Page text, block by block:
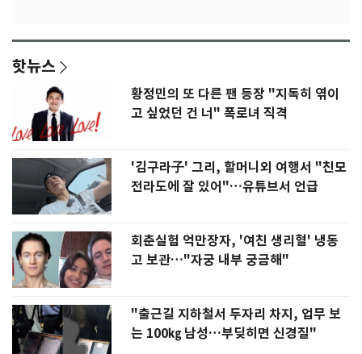
핫뉴스
황정민의 또 다른 팬 등장 "지독히 엮이
고 싶었던 건 너" 폭로녀 직격
'김구라子' 그리, 할머니외 여행서 "친모
전라도에 잘 있어"…유튜브서 언급
회춘실험 억만장자, '여친 생리혈' 냉동
고 보관…"자궁 내부 궁금해"
"출근길 지하철서 두자리 차지, 업무 보
는 100㎏ 남성…부딪히면 신경질"